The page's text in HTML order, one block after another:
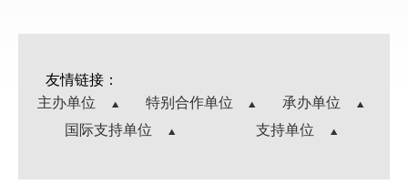
友情链接：
主办单位
特别合作单位
承办单位
国际支持单位
支持单位